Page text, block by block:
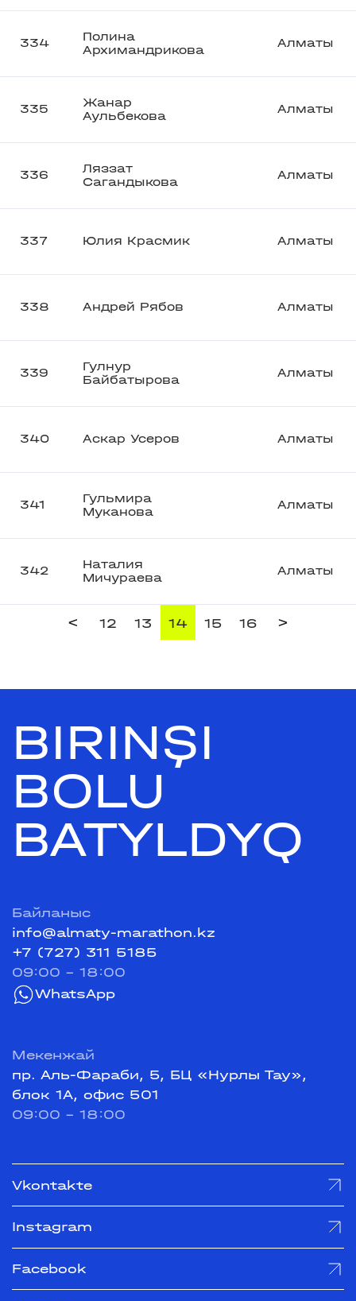
334
Полина
Архимандрикова
Алматы
335
Жанар
Аульбекова
Алматы
336
Ляззат
Сагандыкова
Алматы
337 Юлия Красмик Алматы
338 Андрей Рябов Алматы
339
Гулнур
Байбатырова
Алматы
340 Аскар Усеров Алматы
341
Гульмира
Муканова
Алматы
342
Наталия
Мичураева
Алматы
< 12 13 14 15 16 >
BIRINŞI
BOLU
BATYLDYQ
Байланыс
info@almaty-marathon.kz
+7 (727) 311 5185
09:00 - 18:00
WhatsApp
Мекенжай
пр. Аль-Фараби, 5, БЦ «Нурлы Тау»,
блок 1А, офис 501
09:00 - 18:00
Vkontakte
Instagram
Facebook